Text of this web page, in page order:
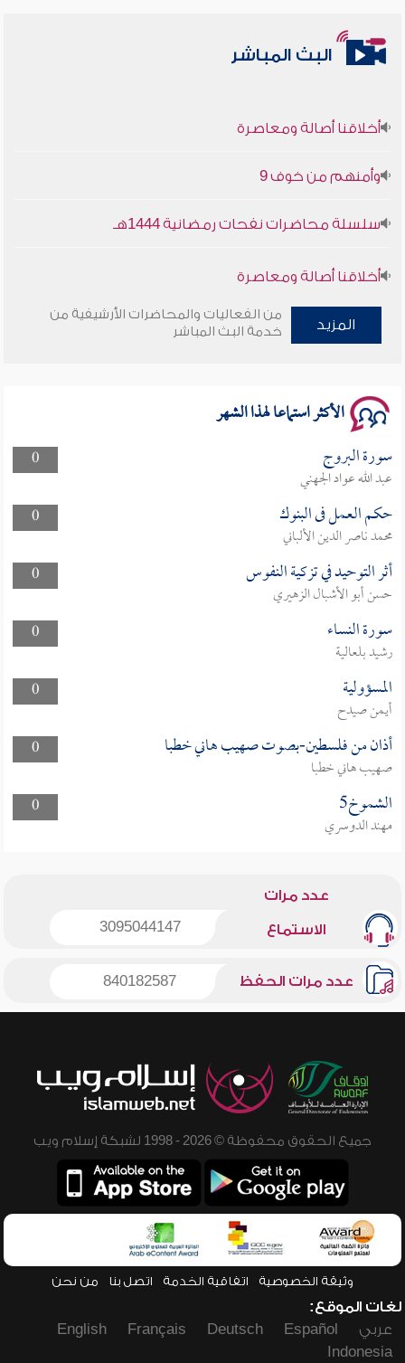
البث المباشر
أخلاقنا أصالة ومعاصرة
وأمنهم من خوف 9
سلسلة محاضرات نفحات رمضانية 1444هـ
أخلاقنا أصالة ومعاصرة
وأمنهم من خوف 9
المزيد
من الفعاليات والمحاضرات الأرشيفية من
خدمة البث المباشر
الأكثر استماعا لهذا الشهر
0 سورة البروج
عبد الله عواد الجهني
0
حكم العمل فى البنوك
محمد ناصر الدين الألباني
0
أثر التوحيد في تزكية النفوس
حسن أبو الأشبال الزهيري
0
سورة النساء
رشيد بلعالية
0
المسؤولية
أيمن صيدح
0
أذان من فلسطين-بصوت صهيب هاني خطبا
صهيب هاني خطبا
0
الشموخ5
مهند الدوسري
عدد مرات
الاستماع 3095044147
عدد مرات الحفظ 840182587
جميع الحقوق محفوظة © 2026 - 1998 لشبكة إسلام ويب
وثيقة الخصوصية اتفاقية الخدمة اتصل بنا من نحن
لغات الموقع:
عربي
Español
Deutsch
Français
English
Indonesia